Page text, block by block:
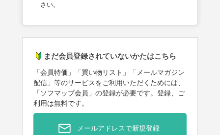
さい。
まだ会員登録されていないかたはこちら
「会員特価」「買い物リスト」「メールマガジン
配信」等のサービスをご利用いただくためには、
「ソフマップ会員」の登録が必要です。登録、ご
利用は無料です。
メールアドレスで新規登録